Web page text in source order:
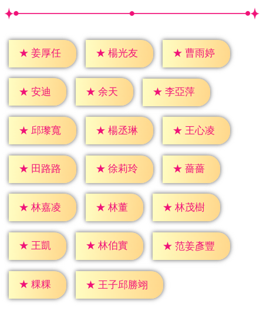
★ 姜厚任 ★ 楊光友 ★ 曹雨婷
★ 安迪 ★ 余天 ★ 李亞萍
★ 邱瓈寬 ★ 楊丞琳 ★ 王心凌
★ 田路路 ★ 徐莉玲 ★ 薔薔
★ 林嘉凌 ★ 林董 ★ 林茂樹
★ 王凱 ★ 林伯實 ★ 范姜彥豐
★ 粿粿 ★ 王子邱勝翊